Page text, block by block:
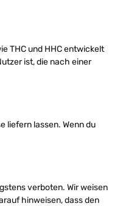
THC und HHC entwickelt
ist, die nach einer
liefern lassen. Wenn du
verboten. Wir weisen
hinweisen, dass den